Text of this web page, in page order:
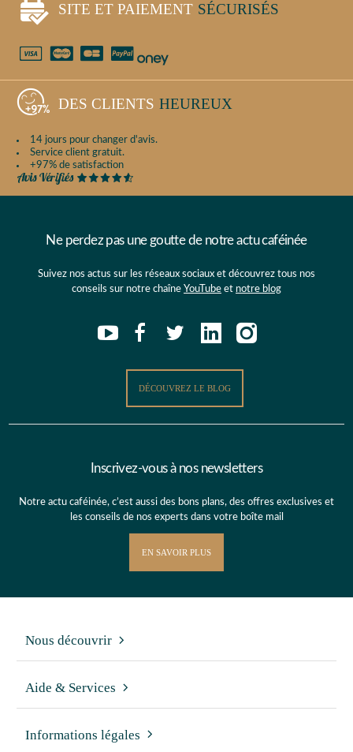
SITE ET PAIEMENT SÉCURISÉS
DES CLIENTS HEUREUX
14 jours pour changer d'avis.
Service client gratuit.
+97% de satisfaction
Ne perdez pas une goutte de notre actu caféinée
Suivez nos actus sur les réseaux sociaux et découvrez tous nos
conseils sur notre chaîne YouTube et notre blog
DÉCOUVREZ LE BLOG
Inscrivez-vous à nos newsletters
Notre actu caféinée, c’est aussi des bons plans, des offres exclusives et
les conseils de nos experts dans votre boîte mail
EN SAVOIR PLUS
Nous découvrir
Aide & Services
Informations légales